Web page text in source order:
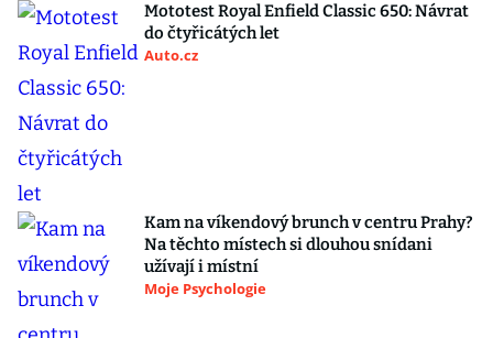
Mototest Royal Enfield Classic 650: Návrat
do čtyřicátých let
Auto.cz
Kam na víkendový brunch v centru Prahy?
Na těchto místech si dlouhou snídani
užívají i místní
Moje Psychologie